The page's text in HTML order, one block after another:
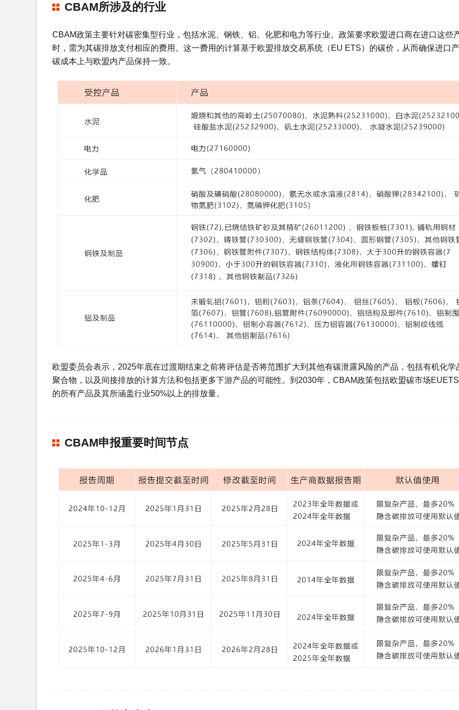
CBAM所涉及的行业
CBAM政策主要针对碳密集型行业，包括水泥、钢铁、铝、化肥和电力等行业。政策要求欧盟进口商在进口这些
时，需为其碳排放支付相应的费用。这一费用的计算基于欧盟排放交易系统（EU ETS）的碳价，从而确保进口
碳成本上与欧盟内产品保持一致。
欧盟委员会表示，2025年底在过渡期结束之前将评估是否将范围扩大到其他有碳泄露风险的产品，包括有机化学
聚合物，以及间接排放的计算方法和包括更多下游产品的可能性。到2030年，CBAM政策包括欧盟碳市场
的所有产品及其所涵盖行业50%以上的排放量。
CBAM申报重要时间节点